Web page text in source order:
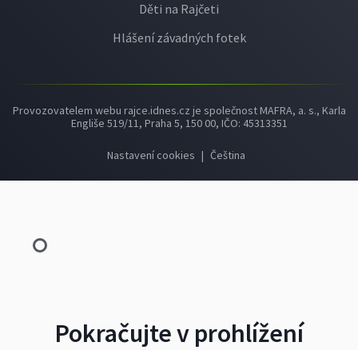
Děti na Rajčeti
Hlášení závadných fotek
Provozovatelem webu rajce.idnes.cz je společnost MAFRA, a. s., Karla
Engliše 519/11, Praha 5, 150 00, IČO: 45313351
Nastavení cookies | Čeština
Pokračujte v prohlížení